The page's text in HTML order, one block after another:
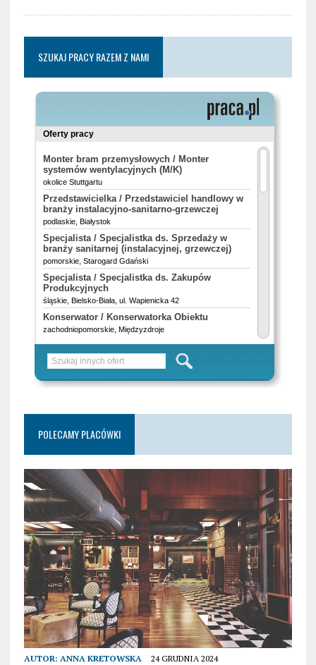
SZUKAJ PRACY RAZEM Z NAMI
POLECAMY PLACÓWKI
AUTOR: ANNA KRETOWSKA 24 GRUDNIA 2024